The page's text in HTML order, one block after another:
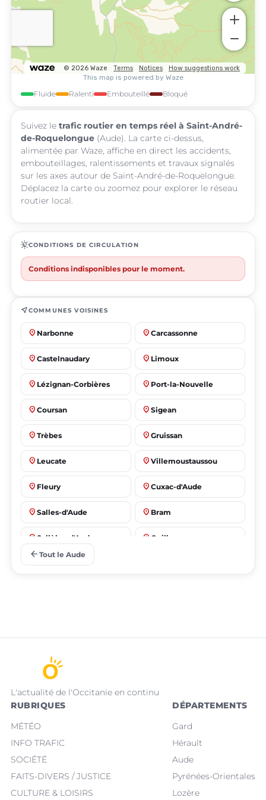
Fluide Ralenti Embouteillé Bloqué
Suivez le trafic routier en temps réel à Saint-André-
de-Roquelongue (Aude). La carte ci-dessus,
alimentée par Waze, affiche en direct les accidents,
embouteillages, ralentissements et travaux signalés
sur les axes autour de Saint-André-de-Roquelongue.
Déplacez la carte ou zoomez pour explorer le réseau
routier local.
routineCONDITIONS DE CIRCULATION
Conditions indisponibles pour le moment.
near_meCOMMUNES VOISINES
place Narbonne place Carcassonne
place Castelnaudary place Limoux
place Lézignan-Corbières place Port-la-Nouvelle
place Coursan place Sigean
place Trèbes place Gruissan
place Leucate place Villemoustaussou
place Fleury place Cuxac-d'Aude
place Salles-d'Aude place Bram
place Sallèles-d'Aude place Quillan
arrow_back Tout le Aude
L'actualité de l'Occitanie en continu
RUBRIQUES
MÉTÉO
INFO TRAFIC
SOCIÉTÉ
FAITS-DIVERS / JUSTICE
CULTURE & LOISIRS
DÉPARTEMENTS
Gard
Hérault
Aude
Pyrénées-Orientales
Lozère